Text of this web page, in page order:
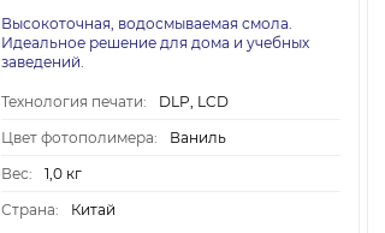
Высокоточная, водосмываемая смола.
Идеальное решение для дома и учебных
заведений.
Технология печати:
DLP, LCD
Цвет фотополимера:
Ваниль
Вес:
1,0 кг
Страна:
Китай